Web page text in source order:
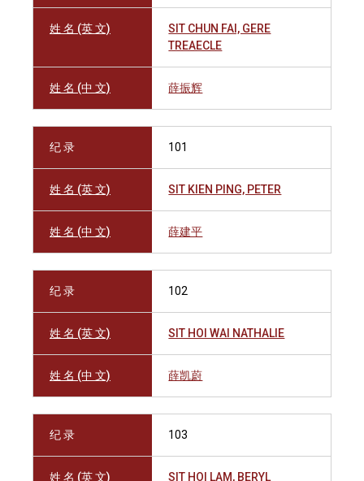
姓 名 (英 文)
SIT CHUN FAI, GERE
TREAECLE
姓 名 (中 文) 薛振辉
纪 录 101
姓 名 (英 文) SIT KIEN PING, PETER
姓 名 (中 文) 薛建平
纪 录 102
姓 名 (英 文) SIT HOI WAI NATHALIE
姓 名 (中 文) 薛凯蔚
纪 录 103
姓 名 (英 文) SIT HOI LAM, BERYL